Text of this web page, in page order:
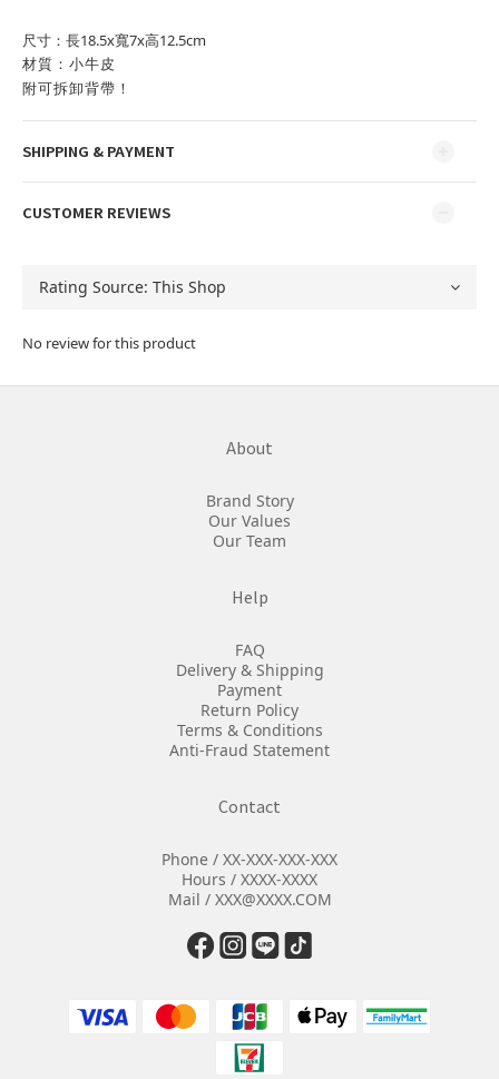
尺寸：長18.5x寬7x高12.5cm
材質：小牛皮
附可拆卸背帶！
SHIPPING & PAYMENT
CUSTOMER REVIEWS
No review for this product
About
Brand Story
Our Values
Our Team
Help
FAQ
Delivery & Shipping
Payment
Return Policy
Terms & Conditions
Anti-Fraud Statement
Contact
Phone / XX-XXX-XXX-XXX
Hours / XXXX-XXXX
Mail / XXX@XXXX.COM